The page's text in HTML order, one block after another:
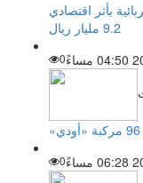
بأثر اقتصادي
9.2 مليار ريال
0
0